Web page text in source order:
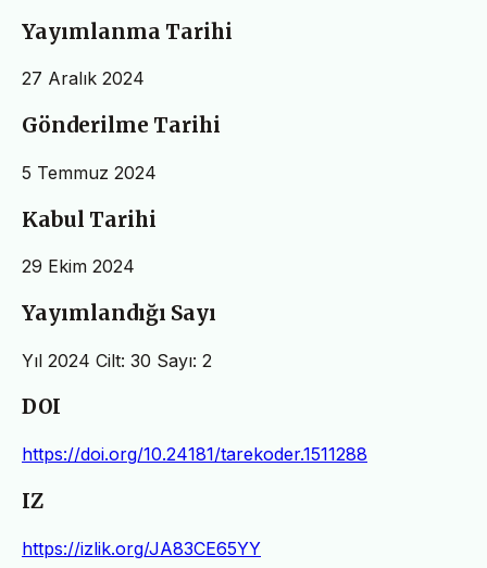
Yayımlanma Tarihi
27 Aralık 2024
Gönderilme Tarihi
5 Temmuz 2024
Kabul Tarihi
29 Ekim 2024
Yayımlandığı Sayı
Yıl 2024 Cilt: 30 Sayı: 2
DOI
https://doi.org/10.24181/tarekoder.1511288
IZ
https://izlik.org/JA83CE65YY